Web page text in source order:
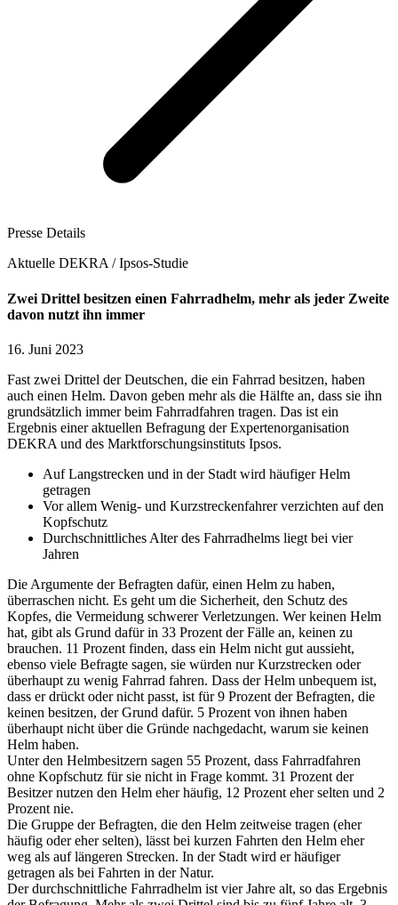
Presse Details
Aktuelle DEKRA / Ipsos-Studie
Zwei Drittel besitzen einen Fahrradhelm, mehr als jeder Zweite
davon nutzt ihn immer
16. Juni 2023
Fast zwei Drittel der Deutschen, die ein Fahrrad besitzen, haben
auch einen Helm. Davon geben mehr als die Hälfte an, dass sie ihn
grundsätzlich immer beim Fahrradfahren tragen. Das ist ein
Ergebnis einer aktuellen Befragung der Expertenorganisation
DEKRA und des Marktforschungsinstituts Ipsos.
Auf Langstrecken und in der Stadt wird häufiger Helm
getragen
Vor allem Wenig- und Kurzstreckenfahrer verzichten auf den
Kopfschutz
Durchschnittliches Alter des Fahrradhelms liegt bei vier
Jahren
Die Argumente der Befragten dafür, einen Helm zu haben,
überraschen nicht. Es geht um die Sicherheit, den Schutz des
Kopfes, die Vermeidung schwerer Verletzungen. Wer keinen Helm
hat, gibt als Grund dafür in 33 Prozent der Fälle an, keinen zu
brauchen. 11 Prozent finden, dass ein Helm nicht gut aussieht,
ebenso viele Befragte sagen, sie würden nur Kurzstrecken oder
überhaupt zu wenig Fahrrad fahren. Dass der Helm unbequem ist,
dass er drückt oder nicht passt, ist für 9 Prozent der Befragten, die
keinen besitzen, der Grund dafür. 5 Prozent von ihnen haben
überhaupt nicht über die Gründe nachgedacht, warum sie keinen
Helm haben.
Unter den Helmbesitzern sagen 55 Prozent, dass Fahrradfahren
ohne Kopfschutz für sie nicht in Frage kommt. 31 Prozent der
Besitzer nutzen den Helm eher häufig, 12 Prozent eher selten und 2
Prozent nie.
Die Gruppe der Befragten, die den Helm zeitweise tragen (eher
häufig oder eher selten), lässt bei kurzen Fahrten den Helm eher
weg als auf längeren Strecken. In der Stadt wird er häufiger
getragen als bei Fahrten in der Natur.
Der durchschnittliche Fahrradhelm ist vier Jahre alt, so das Ergebnis